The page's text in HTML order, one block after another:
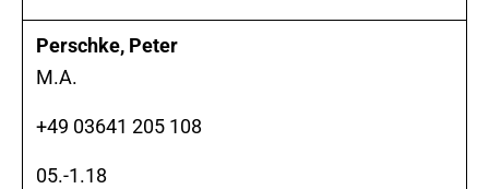
Perschke, Peter
M.A.
+49 03641 205 108
05.-1.18